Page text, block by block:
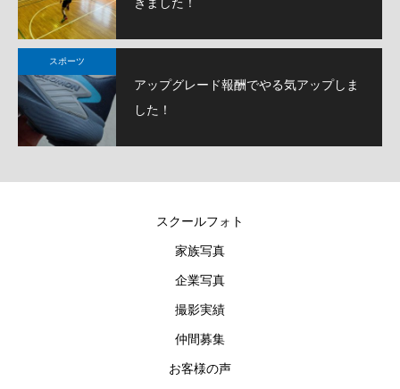
スポーツ
アップグレード報酬でやる気アップしま
した！
スクールフォト
家族写真
企業写真
撮影実績
仲間募集
お客様の声